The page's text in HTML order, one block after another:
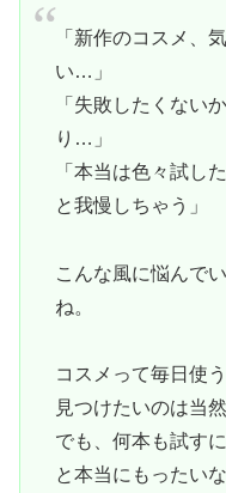
「新作のコスメ、
い…」
「失敗したくない
り…」
「本当は色々試し
と我慢しちゃう」
こんな風に悩んで
ね。
コスメって毎日使
見つけたいのは当然
でも、何本も試す
と本当にもったい